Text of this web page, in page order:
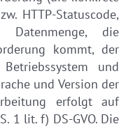
HTTP-Statuscode,
Datenmenge, die
kommt, der
und
und Version der
erfolgt auf
1 lit. f) DS-GVO. Die